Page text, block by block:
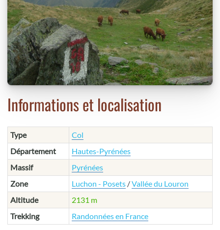
Informations et localisation
Type
Col
Département
Hautes-Pyrénées
Massif
Pyrénées
Zone
Luchon - Posets /Vallée du Louron
Altitude
2131 m
Trekking
Randonnées en France